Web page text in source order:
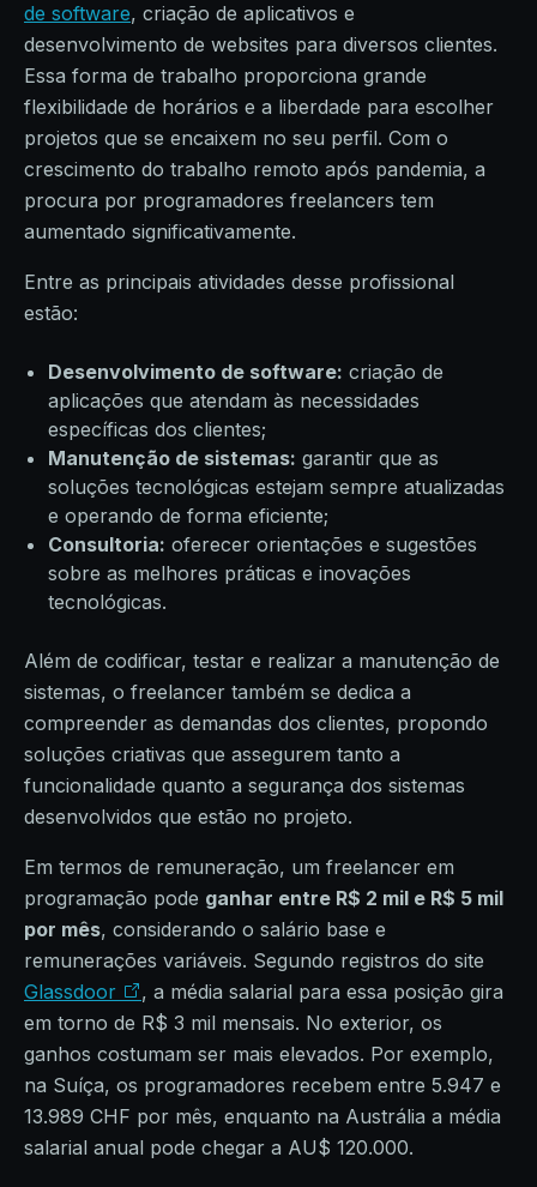
de software, criação de aplicativos e
desenvolvimento de websites para diversos clientes.
Essa forma de trabalho proporciona grande
flexibilidade de horários e a liberdade para escolher
projetos que se encaixem no seu perfil. Com o
crescimento do trabalho remoto após pandemia, a
procura por programadores freelancers tem
aumentado significativamente.
Entre as principais atividades desse profissional
estão:
Desenvolvimento de software: criação de
aplicações que atendam às necessidades
específicas dos clientes;
Manutenção de sistemas: garantir que as
soluções tecnológicas estejam sempre atualizadas
e operando de forma eficiente;
Consultoria: oferecer orientações e sugestões
sobre as melhores práticas e inovações
tecnológicas.
Além de codificar, testar e realizar a manutenção de
sistemas, o freelancer também se dedica a
compreender as demandas dos clientes, propondo
soluções criativas que assegurem tanto a
funcionalidade quanto a segurança dos sistemas
desenvolvidos que estão no projeto.
Em termos de remuneração, um freelancer em
programação pode ganhar entre R$ 2 mil e R$ 5 mil
por mês, considerando o salário base e
remunerações variáveis. Segundo registros do site
Glassdoor
, a média salarial para essa posição gira
em torno de R$ 3 mil mensais. No exterior, os
ganhos costumam ser mais elevados. Por exemplo,
na Suíça, os programadores recebem entre 5.947 e
13.989 CHF por mês, enquanto na Austrália a média
salarial anual pode chegar a AU$ 120.000.